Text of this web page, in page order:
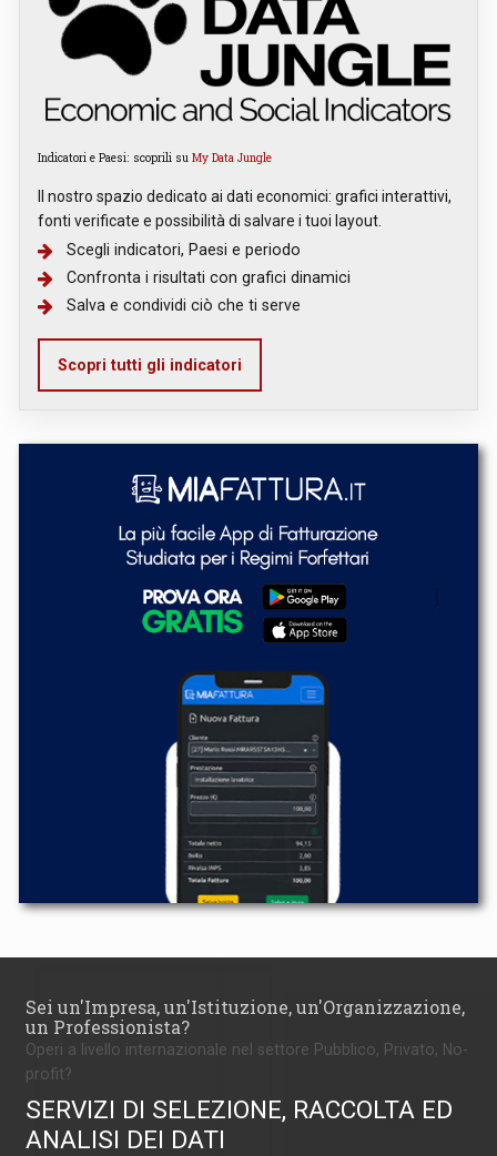
Indicatori e Paesi: scoprili su My Data Jungle
Il nostro spazio dedicato ai dati economici: grafici interattivi,
fonti verificate e possibilità di salvare i tuoi layout.
Scegli indicatori, Paesi e periodo
Confronta i risultati con grafici dinamici
Salva e condividi ciò che ti serve
Scopri tutti gli indicatori
Sei un'Impresa, un'Istituzione, un'Organizzazione,
un Professionista?
Operi a livello internazionale nel settore Pubblico, Privato, No-
profit?
SERVIZI DI SELEZIONE, RACCOLTA ED
ANALISI DEI DATI